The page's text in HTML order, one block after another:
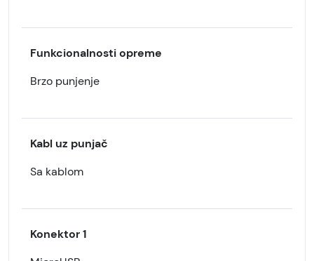
Funkcionalnosti opreme
Brzo punjenje
Kabl uz punjač
Sa kablom
Konektor 1